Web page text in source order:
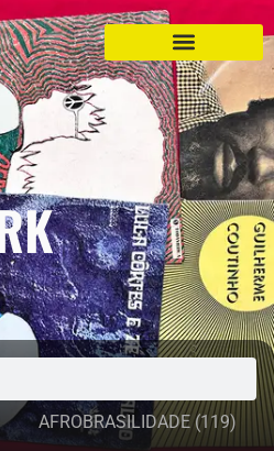
AFROBRASILIDADE(119)